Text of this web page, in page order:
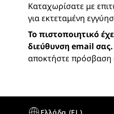
Καταχωρίσατε με
για εκτεταμένη
Το πιστοποιητικό
διεύθυνση email σας.
αποκτήστε πρόσβαση